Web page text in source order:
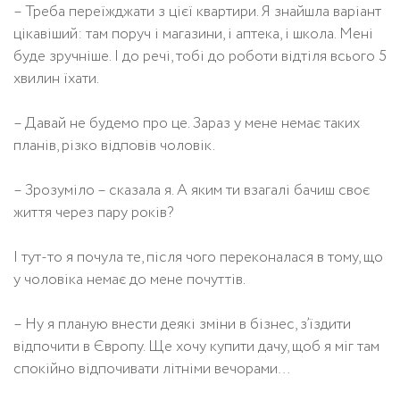
– Треба переїжджати з цієї квартири. Я знайшла варіант
цікавіший: там поруч і магазини, і аптека, і школа. Мені
буде зручніше. І до речі, тобі до роботи відтіля всього 5
хвилин їхати.
– Давай не будемо про це. Зараз у мене немає таких
планів, різко відповів чоловік.
– Зрозуміло – сказала я. А яким ти взагалі бачиш своє
життя через пару років?
І тут-то я почула те, після чого переконалася в тому, що
у чоловіка немає до мене почуттів.
– Ну я планую внести деякі зміни в бізнес, з’їздити
відпочити в Європу. Ще хочу купити дачу, щоб я міг там
спокійно відпочивати літніми вечорами…